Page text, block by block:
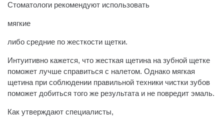
Стоматологи рекомендуют использовать
мягкие
либо средние по жесткости щетки.
Интуитивно кажется, что жесткая щетина на зубной щетке
поможет лучше справиться с налетом. Однако мягкая
щетина при соблюдении правильной техники чистки зубов
поможет добиться того же результата и не повредит эмаль.
Как утверждают специалисты,